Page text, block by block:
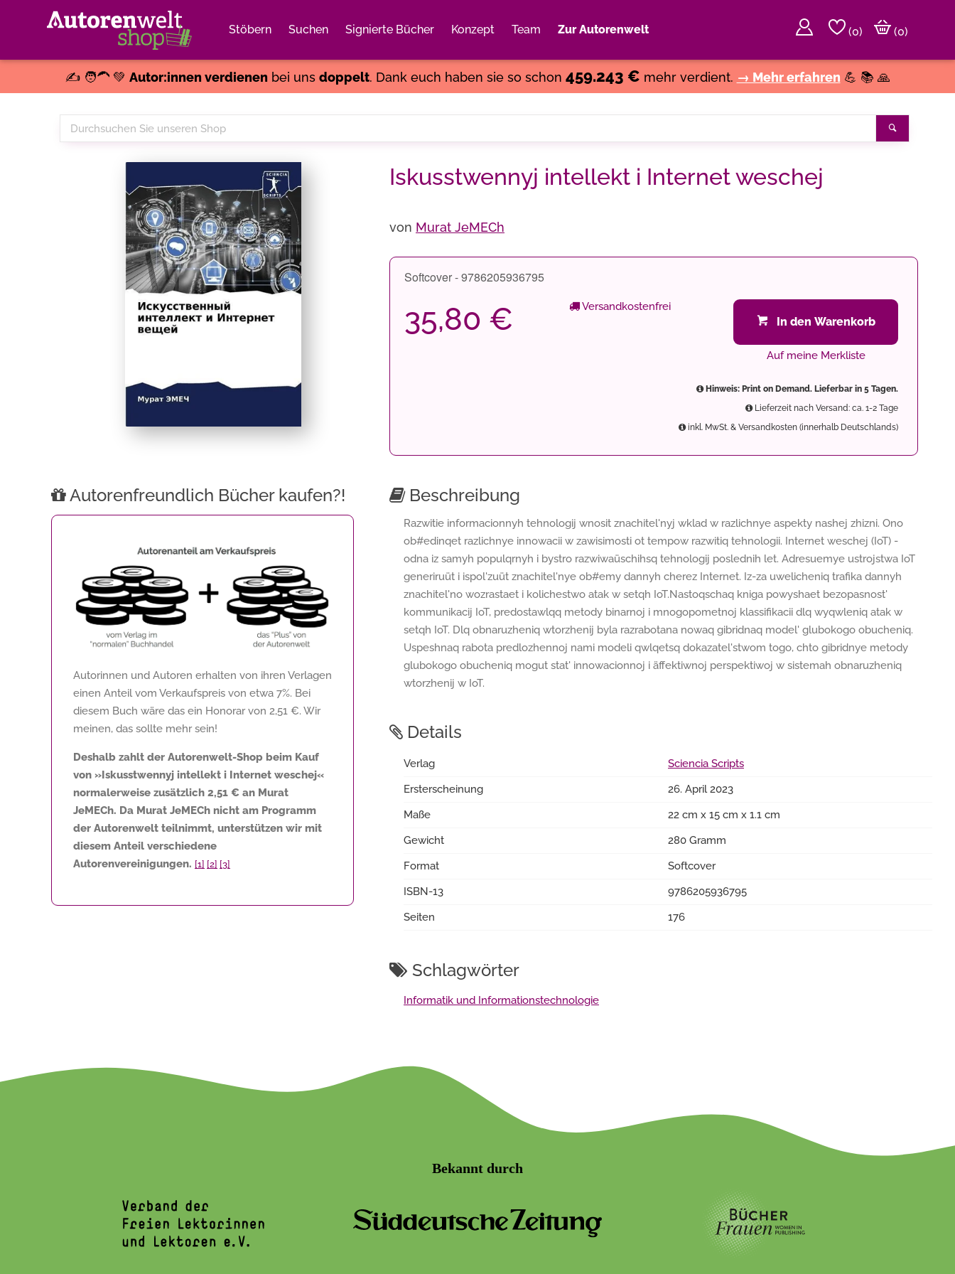
Stöbern Suchen Signierte Bücher Konzept Team Zur Autorenwelt (0)
(0)
✍️ 🧑‍🦱 💚 Autor:innen verdienenbei uns doppelt. Dank euch haben sie so schon 459.243 € mehr verdient. → Mehr erfahren 💪 📚 🙏
Durchsuchen
Sie
Iskusstwennyj intellekt i Internet weschej
von Murat JeMECh
Softcover - 9786205936795
35,80 € Versandkostenfrei
In den Warenkorb
Auf meine Merkliste
Hinweis: Print on Demand. Lieferbar in 5 Tagen.
Lieferzeit nach Versand: ca. 1-2 Tage
inkl. MwSt. & Versandkosten (innerhalb Deutschlands)
Autorenfreundlich Bücher kaufen?!
Autorinnen und Autoren erhalten von ihren Verlagen
einen Anteil vom Verkaufspreis von etwa 7%. Bei
diesem Buch wäre das ein Honorar von 2,51 €. Wir
meinen, das sollte mehr sein!
Deshalb zahlt der Autorenwelt-Shop beim Kauf
von »Iskusstwennyj intellekt i Internet weschej«
normalerweise zusätzlich 2,51 € an Murat
JeMECh. Da Murat JeMECh nicht am Programm
der Autorenwelt teilnimmt, unterstützen wir mit
diesem Anteil verschiedene
Autorenvereinigungen. [1] [2] [3]
Beschreibung
Razwitie informacionnyh tehnologij wnosit znachitel'nyj wklad w razlichnye aspekty nashej zhizni. Ono
ob#edinqet razlichnye innowacii w zawisimosti ot tempow razwitiq tehnologii. Internet weschej (IoT) -
odna iz samyh populqrnyh i bystro razwiwaüschihsq tehnologij poslednih let. Adresuemye ustrojstwa IoT
generiruüt i ispol'zuüt znachitel'nye ob#emy dannyh cherez Internet. Iz-za uwelicheniq trafika dannyh
znachitel'no wozrastaet i kolichestwo atak w setqh IoT.Nastoqschaq kniga powyshaet bezopasnost'
kommunikacij IoT, predostawlqq metody binarnoj i mnogopometnoj klassifikacii dlq wyqwleniq atak w
setqh IoT. Dlq obnaruzheniq wtorzhenij byla razrabotana nowaq gibridnaq model' glubokogo obucheniq.
Uspeshnaq rabota predlozhennoj nami modeli qwlqetsq dokazatel'stwom togo, chto gibridnye metody
glubokogo obucheniq mogut stat' innowacionnoj i äffektiwnoj perspektiwoj w sistemah obnaruzheniq
wtorzhenij w IoT.
Details
Verlag
Sciencia Scripts
Ersterscheinung
26. April 2023
Maße
22 cm x 15 cm x 1.1 cm
Gewicht
280 Gramm
Format
Softcover
ISBN-13
9786205936795
Seiten
176
Schlagwörter
Informatik und Informationstechnologie
Bekannt durch